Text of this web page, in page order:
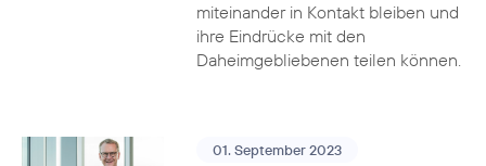
miteinander in Kontakt bleiben und
ihre Eindrücke mit den
Daheimgebliebenen teilen können.
01. September 2023